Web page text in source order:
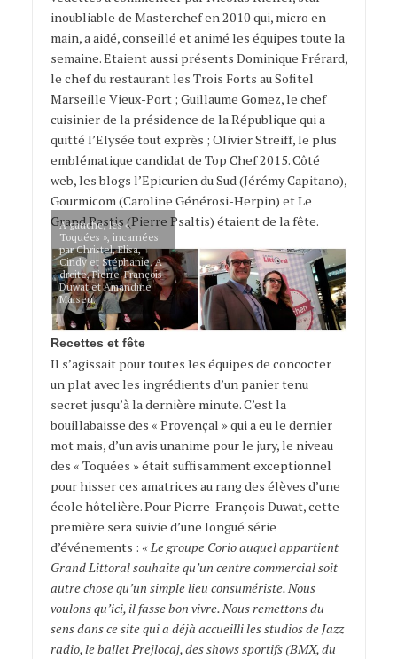
inoubliable de Masterchef en 2010 qui, micro en
main, a aidé, conseillé et animé les équipes toute la
semaine. Etaient aussi présents Dominique Frérard,
le chef du restaurant les Trois Forts au Sofitel
Marseille Vieux-Port ; Guillaume Gomez, le chef
cuisinier de la présidence de la République qui a
quitté l’Elysée tout exprès ; Olivier Streiff, le plus
emblématique candidat de Top Chef 2015. Côté
web, les blogs l’Epicurien du Sud (Jérémy Capitano),
Gourmicom (Caroline Générosi-Herpin) et Le
Grand Pastis (Pierre Psaltis) étaient de la fête.
A gauche, les «
Toquées », incarnées
par Christel, Elisa,
Cindy et Stéphanie. A
droite, Pierre-François
Duwat et Amandine
Marseu.
Recettes et fête
Il s’agissait pour toutes les équipes de concocter
un plat avec les ingrédients d’un panier tenu
secret jusqu’à la dernière minute. C’est la
bouillabaisse des « Provençal » qui a eu le dernier
mot mais, d’un avis unanime pour le jury, le niveau
des « Toquées » était suffisamment exceptionnel
pour hisser ces amatrices au rang des élèves d’une
école hôtelière. Pour Pierre-François Duwat, cette
première sera suivie d’une longué série
d’événements : « Le groupe Corio auquel appartient
Grand Littoral souhaite qu’un centre commercial soit
autre chose qu’un simple lieu consumériste. Nous
voulons qu’ici, il fasse bon vivre. Nous remettons du
sens dans ce site qui a déjà accueilli les studios de Jazz
radio, le ballet Prejlocaj, des shows sportifs (BMX, du